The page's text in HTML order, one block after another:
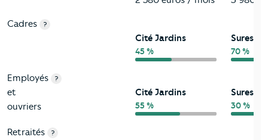
Cadres ?
Cité Jardins
45 %
Suresnes
70 %
Employés
et
ouvriers
?
Cité Jardins
55 %
Suresnes
30 %
Retraités ?